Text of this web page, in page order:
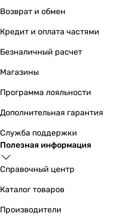
Возврат и обмен
Кредит и оплата частями
Безналичный расчет
Магазины
Программа лояльности
Дополнительная гарантия
Служба поддержки
Полезная информация
Справочный центр
Каталог товаров
Производители